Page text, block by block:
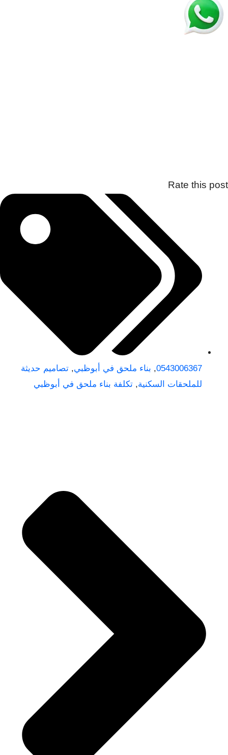
Rate this post
0543006367
, بناء ملحق في أبوظبي, تصاميم حديثة
للملحقات السكنية, تكلفة بناء ملحق في أبوظبي